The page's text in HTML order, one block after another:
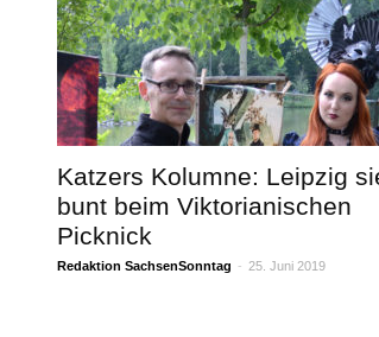
Katzers Kolumne: Leipzig
bunt beim Viktorianischen
Picknick
Redaktion SachsenSonntag - 25. Juni 2019